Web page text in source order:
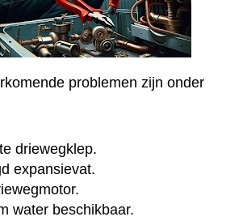
problemen zijn onder
driewegklep.
expansievat.
water beschikbaar.